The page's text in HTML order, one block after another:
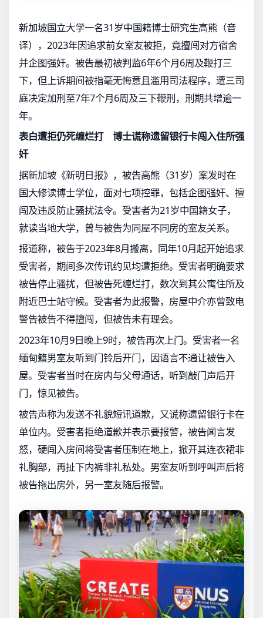
新加坡国立大学一名31岁中国籍博士研究生高熊（音
译），2023年因追求前女室友被拒，竟擅闯对方宿舍
并企图强奸。被告最初被判监6年6个月6周及鞭打三
下，但上诉期间被指毫无悔意且滥用司法程序，遭三司
庭决定加刑至7年7个月6周及三下鞭刑，刑期共增逾一
年。
表白遭拒仍死缠烂打 博士谎称遗留银行卡闯入住所强
奸
据新加坡《新明日报》，被告高熊（31岁）案发时在
国大修读博士学位，面对七项控罪，包括企图强奸、擅
闯及违反防止骚扰法令。受害者为21岁中国籍女子，
就读当地大学，曾与被告为同屋不同房的室友关系。
报道称，被告于2023年8月搬离，同年10月起开始追求
受害者，期间多次传讯约见均遭拒绝。受害者明确要求
被告停止骚扰，但被告死缠烂打，数次到其公寓住所及
附近巴士站守候。受害者为此报警，房屋中介亦曾致电
警告被告不得擅闯，但被告未有理会。
2023年10月9日晚上9时，被告再次上门。受害者一名
缅甸籍男室友听到门铃后开门，因语言不通让被告入
屋。受害者当时在房内与父母通话，听到敲门声后开
门，惊见被告。
被告声称为发送不礼貌短讯道歉，又谎称遗留银行卡在
单位内。受害者拒绝道歉并表示要报警，被告闻言发
怒，硬闯入房间将受害者压制在地上，掀开其连衣裙非
礼胸部，再扯下内裤非礼私处。男室友听到呼叫声后将
被告拖出房外，另一室友随后报警。